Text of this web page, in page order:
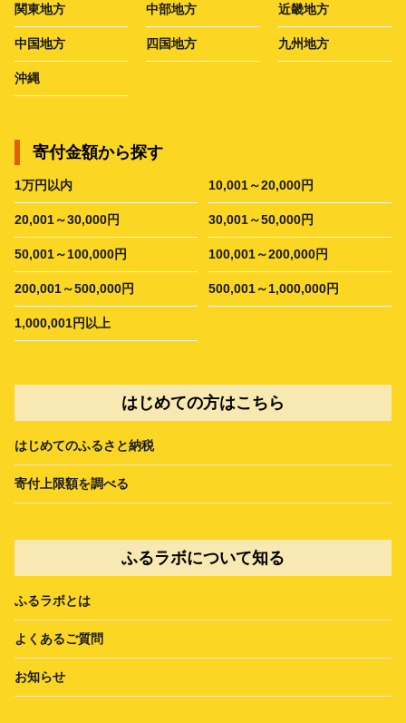
関東地方 中部地方 近畿地方
中国地方 四国地方 九州地方
沖縄
寄付金額から探す
1万円以内 10,001～20,000円
20,001～30,000円 30,001～50,000円
50,001～100,000円 100,001～200,000円
200,001～500,000円 500,001～1,000,000円
1,000,001円以上
はじめての方はこちら
はじめてのふるさと納税
寄付上限額を調べる
ふるラボについて知る
ふるラボとは
よくあるご質問
お知らせ